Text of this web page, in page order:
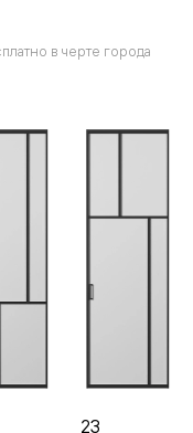
в черте города
23